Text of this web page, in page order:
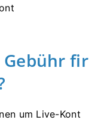
Gebühr fir
um Live-Kont